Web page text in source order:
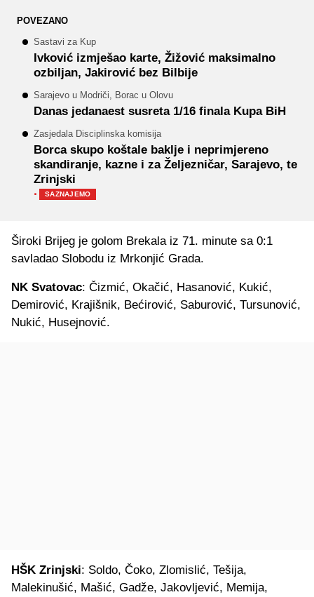
POVEZANO
Sastavi za Kup
Ivković izmješao karte, Žižović maksimalno
ozbiljan, Jakirović bez Bilbije
Sarajevo u Modriči, Borac u Olovu
Danas jedanaest susreta 1/16 finala Kupa BiH
Zasjedala Disciplinska komisija
Borca skupo koštale baklje i neprimjereno
skandiranje, kazne i za Željezničar, Sarajevo, te
Zrinjski
· SAZNAJEMO
Široki Brijeg je golom Brekala iz 71. minute sa 0:1
savladao Slobodu iz Mrkonjić Grada.
NK Svatovac: Čizmić, Okačić, Hasanović, Kukić,
Demirović, Krajišnik, Bećirović, Saburović, Tursunović,
Nukić, Husejnović.
HŠK Zrinjski: Soldo, Čoko, Zlomislić, Tešija,
Malekinušić, Mašić, Gadže, Jakovljević, Memija,